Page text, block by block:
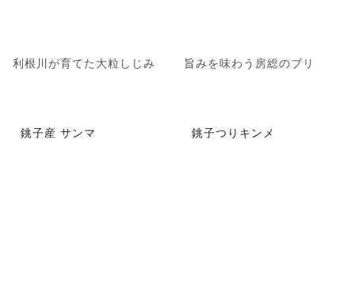
利根川が育てた大粒しじみ 旨みを味わう房総のブリ
銚子産 サンマ 銚子つりキンメ